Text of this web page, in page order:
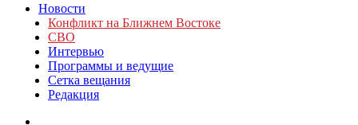
Новости
Конфликт на Ближнем Востоке
СВО
Интервью
Программы и ведущие
Сетка вещания
Редакция